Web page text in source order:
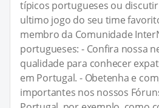
típicos portugueses ou
ultimo jogo do seu time
membro da Comunidade
portugueses: - Confira nossa
qualidade para conhecer
em Portugal. - Obetenha e
importantes nos nossos